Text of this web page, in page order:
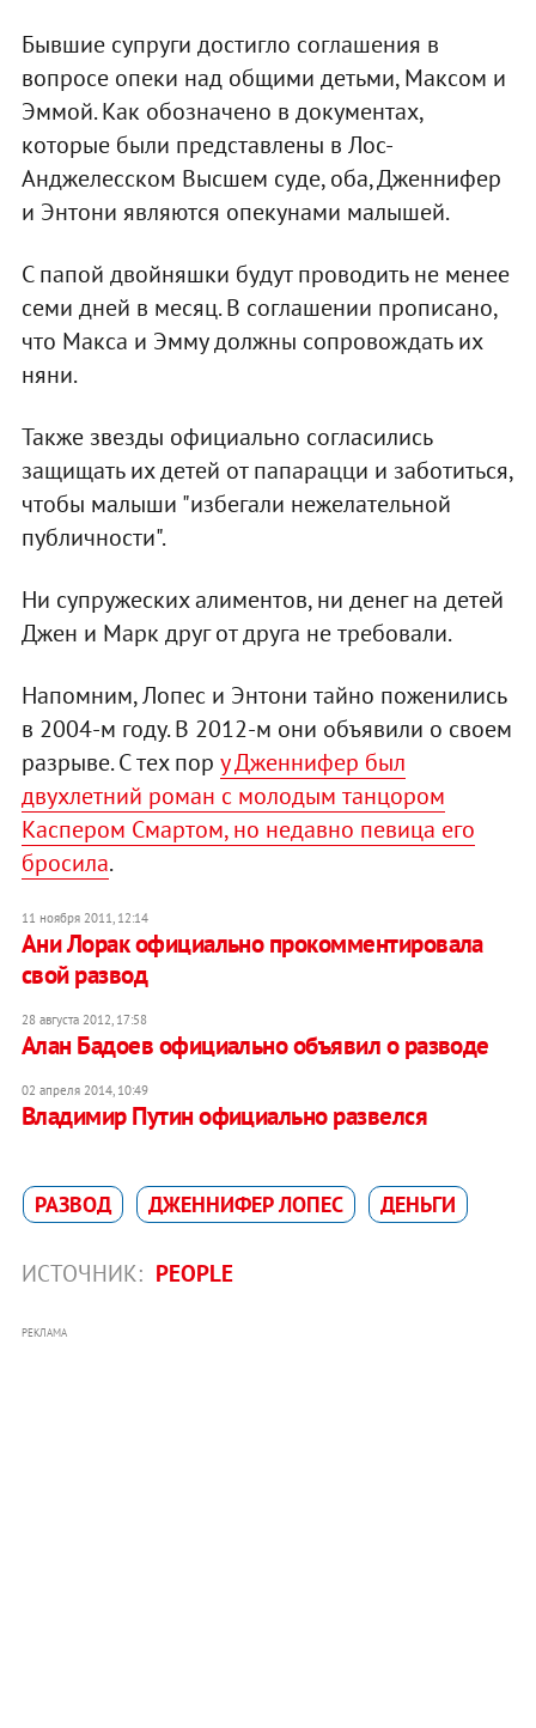
Бывшие супруги достигло соглашения в
вопросе опеки над общими детьми, Максом и
Эммой. Как обозначено в документах,
которые были представлены в Лос-
Анджелесском Высшем суде, оба, Дженнифер
и Энтони являются опекунами малышей.
С папой двойняшки будут проводить не менее
семи дней в месяц. В соглашении прописано,
что Макса и Эмму должны сопровождать их
няни.
Также звезды официально согласились
защищать их детей от папарацци и заботиться,
чтобы малыши "избегали нежелательной
публичности".
Ни супружеских алиментов, ни денег на детей
Джен и Марк друг от друга не требовали.
Напомним, Лопес и Энтони тайно поженились
в 2004-м году. В 2012-м они объявили о своем
разрыве. С тех пор у Дженнифер был
двухлетний роман с молодым танцором
Каспером Смартом, но недавно певица его
бросила.
11 ноября 2011, 12:14
Ани Лорак официально прокомментировала
свой развод
28 августа 2012, 17:58
Алан Бадоев официально объявил о разводе
02 апреля 2014, 10:49
Владимир Путин официально развелся
РАЗВОД ДЖЕННИФЕР ЛОПЕС ДЕНЬГИ
ИСТОЧНИК: PEOPLE
РЕКЛАМА